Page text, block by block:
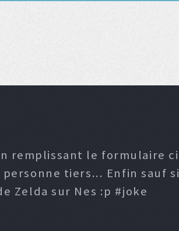
remplissant le formulaire ci
tiers... Enfin sauf si
Zelda sur Nes :p #joke